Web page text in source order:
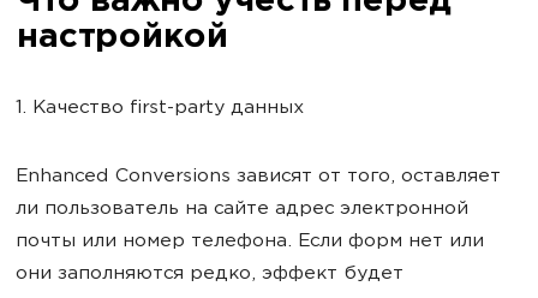
настройкой
1. Качество first-party данных
Enhanced Conversions зависят от того, оставляет
ли пользователь на сайте адрес электронной
почты или номер телефона. Если форм нет или
они заполняются редко, эффект будет